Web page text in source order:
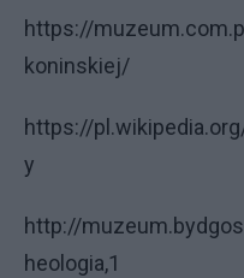
https://
koninskiej/
https://
y
http://
heologia,1